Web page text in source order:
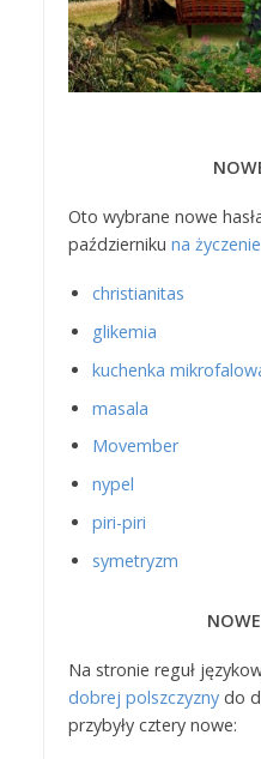
Oto wybrane nowe
październiku na
christianitas
glikemia
kuchenka
masala
Movember
nypel
piri-piri
symetryzm
Na stronie reguł
dobrej polszczyznydo
przybyły cztery nowe: